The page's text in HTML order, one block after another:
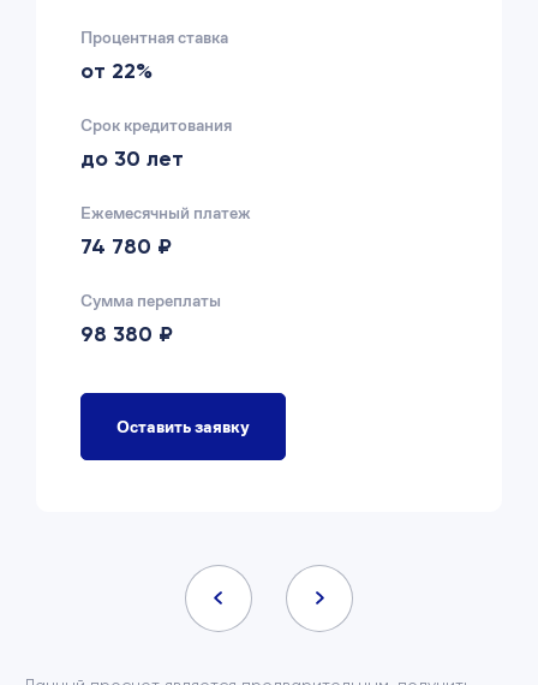
Процентная ставка
от 22%
Срок кредитования
до 30 лет
Ежемесячный платеж
74 780 ₽
Сумма переплаты
98 380 ₽
Оставить заявку